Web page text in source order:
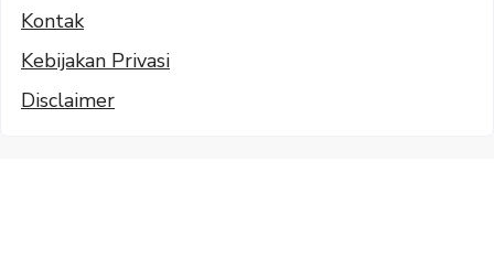
Kontak
Kebijakan Privasi
Disclaimer